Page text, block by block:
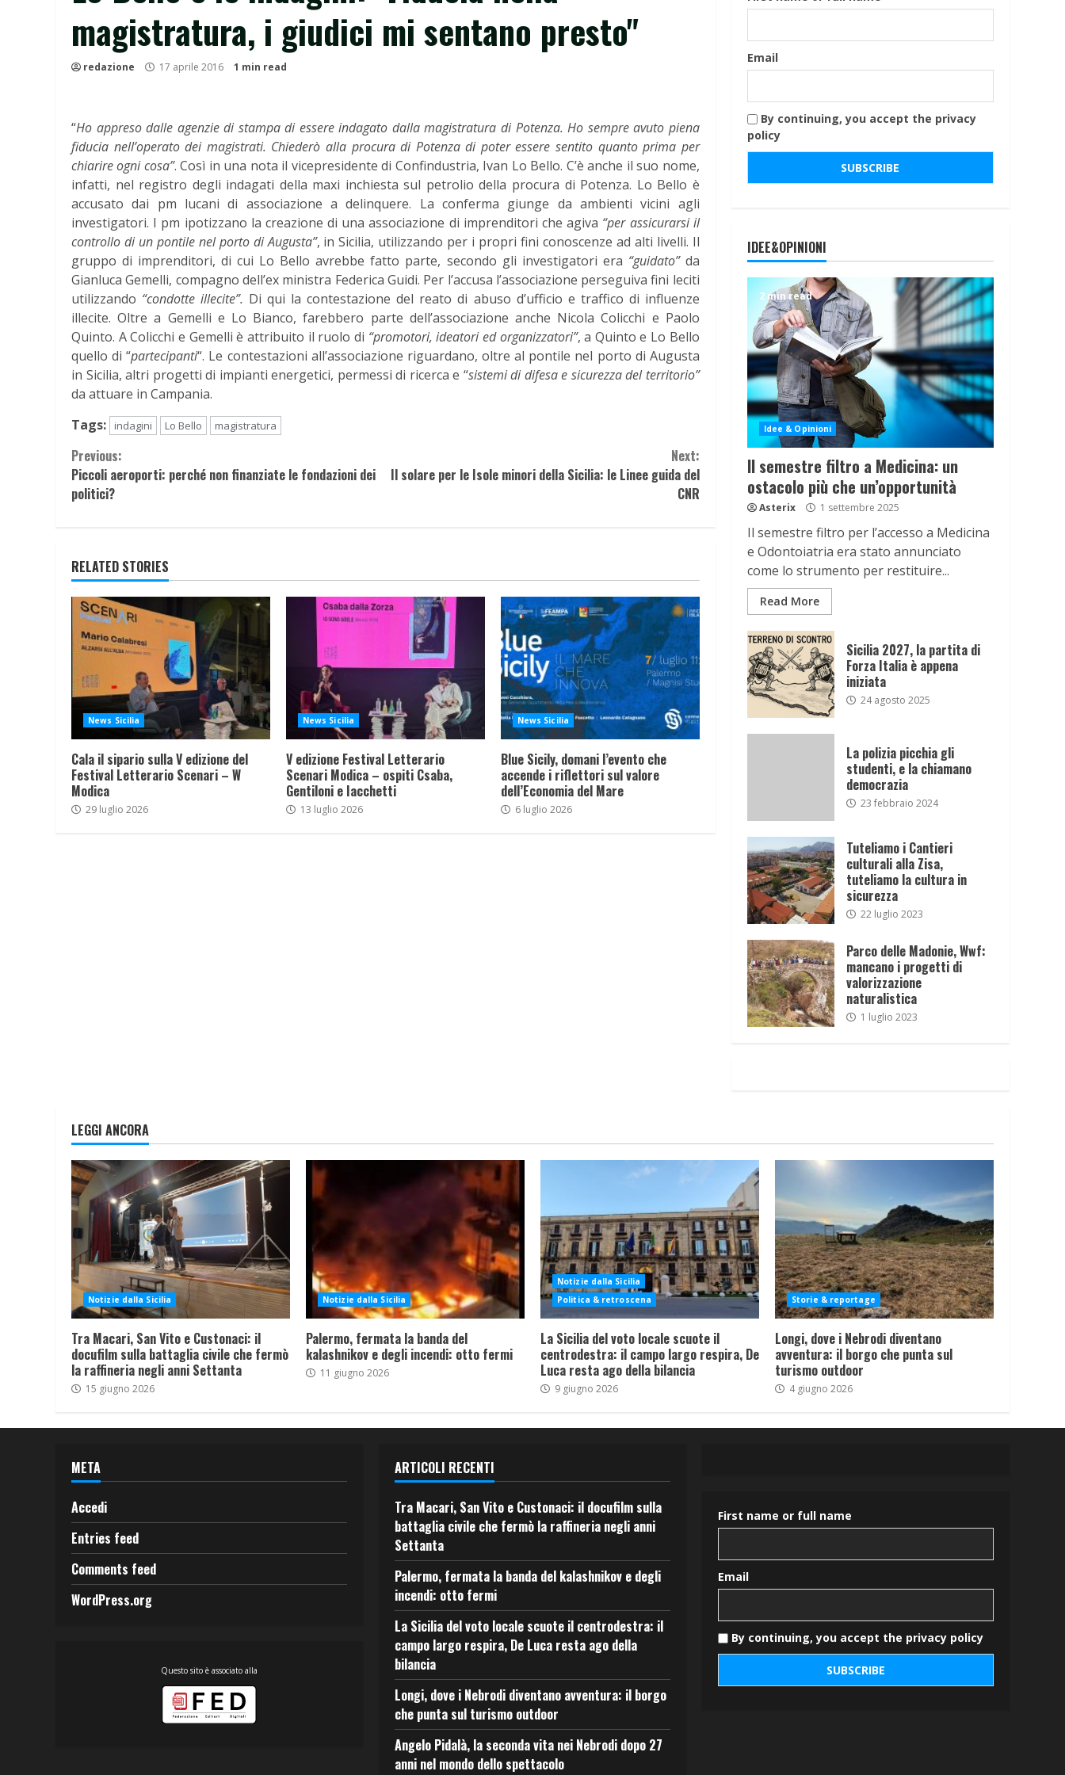
magistratura, i giudici mi sentano presto"
redazione 17 aprile 2016 1 min read
“Ho appreso dalle agenzie di stampa di essere indagato dalla magistratura di Potenza. Ho sempre avuto piena
fiducia nell’operato dei magistrati. Chiederò alla procura di Potenza di poter essere sentito quanto prima per
chiarire ogni cosa”. Così in una nota il vicepresidente di Confindustria, Ivan Lo Bello. C’è anche il suo nome,
infatti, nel registro degli indagati della maxi inchiesta sul petrolio della procura di Potenza. Lo Bello è
accusato dai pm lucani di associazione a delinquere. La conferma giunge da ambienti vicini agli
investigatori. I pm ipotizzano la creazione di una associazione di imprenditori che agiva “per assicurarsi il
controllo di un pontile nel porto di Augusta”, in Sicilia, utilizzando per i propri fini conoscenze ad alti livelli. Il
gruppo di imprenditori, di cui Lo Bello avrebbe fatto parte, secondo gli investigatori era “guidato”da
Gianluca Gemelli, compagno dell’ex ministra Federica Guidi. Per l’accusa l’associazione perseguiva fini leciti
utilizzando “condotte illecite”. Di qui la contestazione del reato di abuso d’ufficio e traffico di influenze
illecite. Oltre a Gemelli e Lo Bianco, farebbero parte dell’associazione anche Nicola Colicchi e Paolo
Quinto. A Colicchi e Gemelli è attribuito il ruolo di “promotori, ideatori ed organizzatori”, a Quinto e Lo Bello
quello di “partecipanti“. Le contestazioni all’associazione riguardano, oltre al pontile nel porto di Augusta
in Sicilia, altri progetti di impianti energetici, permessi di ricerca e “sistemi di difesa e sicurezza del territorio”
da attuare in Campania.
Tags:
indagini Lo Bello magistratura
Continue
Reading
Previous:
Piccoli aeroporti: perché non finanziate le fondazioni dei
politici?
Next:
Il solare per le Isole minori della Sicilia: le Linee guida del
CNR
RELATED STORIES
News Sicilia
Cala il sipario sulla V edizione del
Festival Letterario Scenari – W
Modica
29 luglio 2026
News Sicilia
V edizione Festival Letterario
Scenari Modica – ospiti Csaba,
Gentiloni e Iacchetti
13 luglio 2026
News Sicilia
Blue Sicily, domani l’evento che
accende i riflettori sul valore
dell’Economia del Mare
6 luglio 2026
Email
By continuing, you accept the privacy
policy
IDEE&OPINIONI
2 min read
Idee & Opinioni
Il semestre filtro a Medicina: un
ostacolo più che un’opportunità
Asterix 1 settembre 2025
Il semestre filtro per l’accesso a Medicina
e Odontoiatria era stato annunciato
come lo strumento per restituire...
Read More
Sicilia 2027, la partita di
Forza Italia è appena
iniziata
24 agosto 2025
La polizia picchia gli
studenti, e la chiamano
democrazia
23 febbraio 2024
Tuteliamo i Cantieri
culturali alla Zisa,
tuteliamo la cultura in
sicurezza
22 luglio 2023
Parco delle Madonie, Wwf:
mancano i progetti di
valorizzazione
naturalistica
1 luglio 2023
LEGGI ANCORA
Notizie dalla Sicilia
Tra Macari, San Vito e Custonaci: il
docufilm sulla battaglia civile che fermò
la raffineria negli anni Settanta
15 giugno 2026
Notizie dalla Sicilia
Palermo, fermata la banda del
kalashnikov e degli incendi: otto fermi
11 giugno 2026
Notizie dalla Sicilia
Politica & retroscena
La Sicilia del voto locale scuote il
centrodestra: il campo largo respira, De
Luca resta ago della bilancia
9 giugno 2026
Storie & reportage
Longi, dove i Nebrodi diventano
avventura: il borgo che punta sul
turismo outdoor
4 giugno 2026
META
Accedi
Entries feed
Comments feed
WordPress.org
Questo sito è associato alla
ARTICOLI RECENTI
Tra Macari, San Vito e Custonaci: il docufilm sulla
battaglia civile che fermò la raffineria negli anni
Settanta
Palermo, fermata la banda del kalashnikov e degli
incendi: otto fermi
La Sicilia del voto locale scuote il centrodestra: il
campo largo respira, De Luca resta ago della
bilancia
Longi, dove i Nebrodi diventano avventura: il borgo
che punta sul turismo outdoor
Angelo Pidalà, la seconda vita nei Nebrodi dopo 27
anni nel mondo dello spettacolo
First name or full name
Email
By continuing, you accept the privacy policy